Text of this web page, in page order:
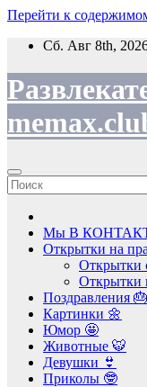
Перейти к
Сб. Авг 8th,
Мы В
Открытки на
Открытки
Открытки
Поздравления 🎂
Картинки 🌼
Юмор 🤩
Животные 🐯
Девушки 👙
Приколы 🤓